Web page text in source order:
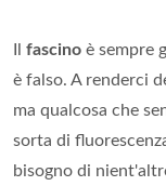
fascino è sempre
è falso. A renderci
ma qualcosa che
sorta di
bisogno di